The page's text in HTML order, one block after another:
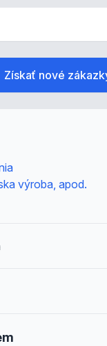
výroba, apod.
Získať nové